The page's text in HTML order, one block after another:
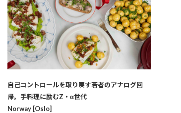
自己コントロールを取り戻す若者のアナログ回
帰。手料理に励むZ・α世代
Norway [Oslo]